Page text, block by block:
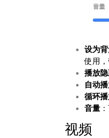
设为
使用
播放
自动
循环
音量
视频